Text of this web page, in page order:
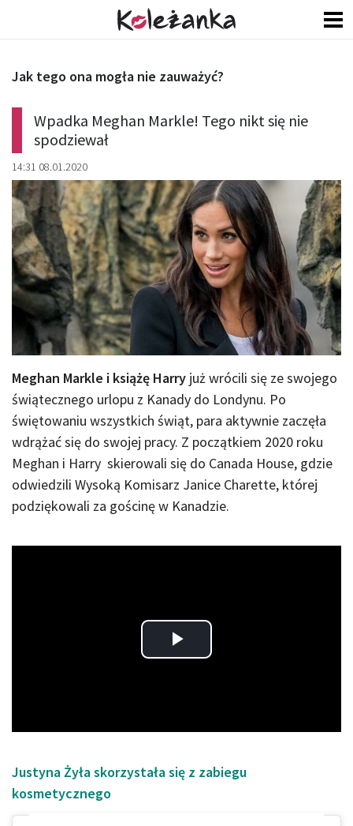
Wpadka Meghan Markle! Tego nikt się nie
spodziewał
14:31 08.01.2020
Jak tego ona mogła nie zauważyć?
Meghan Markle i książę Harry już wrócili się ze swojego
świątecznego urlopu z Kanady do Londynu. Po
świętowaniu wszystkich świąt, para aktywnie zaczęła
wdrążać się do swojej pracy. Z początkiem 2020 roku
Meghan i Harry skierowali się do Canada House, gdzie
odwiedzili Wysoką Komisarz Janice Charette, której
podziękowali za gościnę w Kanadzie.
Play
Justyna Żyła skorzystała się z zabiegu
kosmetycznego